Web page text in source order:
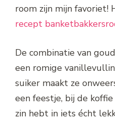
room zijn mijn favoriet!
recept
De combinatie van
een romige
suiker maakt ze
een feestje, bij de
zin hebt in iets écht